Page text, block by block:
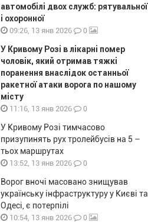
автомобілі двох служб: рятувальної
і охоронної
09:26, 13 янв 2026 0
У Кривому Розі в лікарні помер
чоловік, який отримав тяжкі
поранення внаслідок останньої
ракетної атаки ворога по нашому
місту
11:16, 13 янв 2026 0
У Кривому Розі тимчасово
призупинять рух тролейбусів на 5 –
тьох маршрутах
13:52, 13 янв 2026 0
Ворог вночі масовано знищував
українську інфраструктуру у Києві та
Одесі, є потерпілі
10:54, 13 янв 2026 0